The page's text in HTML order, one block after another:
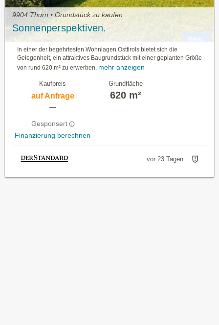
9904 Thurn • Grundstück zu kaufen
Sonnenperspektiven.
In einer der begehrtesten Wohnlagen Osttirols bietet sich die
Gelegenheit, ein attraktives Baugrundstück mit einer geplanten Größe
von rund 620 m² zu erwerben. mehr anzeigen
Kaufpreis
auf Anfrage
—
Gesponsert
Finanzierung berechnen
Grundfläche
620 m²
vor 23 Tagen